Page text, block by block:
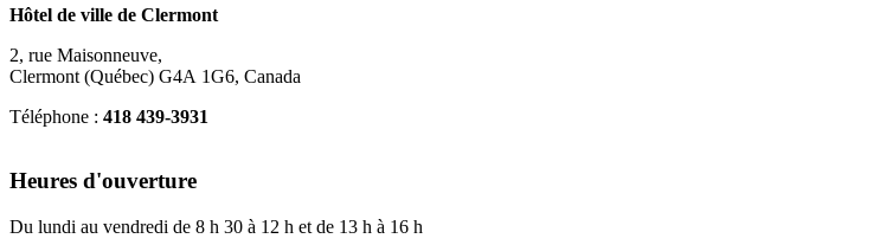
Hôtel de ville de Clermont
2, rue Maisonneuve,
Clermont (Québec) G4A 1G6, Canada
Téléphone : 418 439-3931
Heures d'ouverture
Du lundi au vendredi de 8 h 30 à 12 h et de 13 h à 16 h